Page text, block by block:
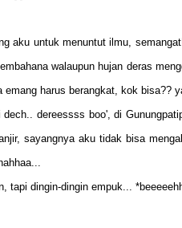
aku untuk menuntut ilmu,
walaupun hujan deras
harus berangkat, kok bisa??
dereessss boo', di
sayangnya aku tidak bisa
tapi dingin-dingin empuk...